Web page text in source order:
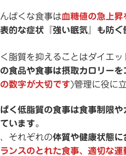
ぱくな食事は血糖値の急上昇
的な症状『強い眠気』も防ぐ
脂質を抑えることはダイエッ
食品や食事は摂取カロリーを
数字が大切です)管理に役に
く低脂質の食事は食事制限
います。
それぞれの体質や健康状態に
ンスのとれた食事、適切な